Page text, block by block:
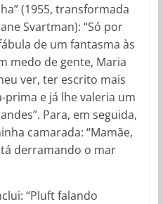
(1955, transformada
Svartman): “Só por
de um fantasma às
medo de gente, Maria
ver, ter escrito mais
prima e já lhe valeria um
Para, em seguida,
camarada: “Mamãe,
derramando o mar
“Pluft falando